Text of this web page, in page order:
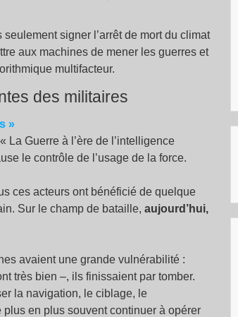
signer l’arrêt de mort du climat
aux machines de mener les guerres et
multifacteur.
des militaires
»
La Guerre à l’ère de l’intelligence
le contrôle de l’usage de la force.
ces acteurs ont bénéficié de quelque
Sur le champ de bataille, aujourd’hui,
avaient une grande vulnérabilité :
très bien –, ils finissaient par tomber.
la navigation, le ciblage, le
en plus souvent continuer à opérer